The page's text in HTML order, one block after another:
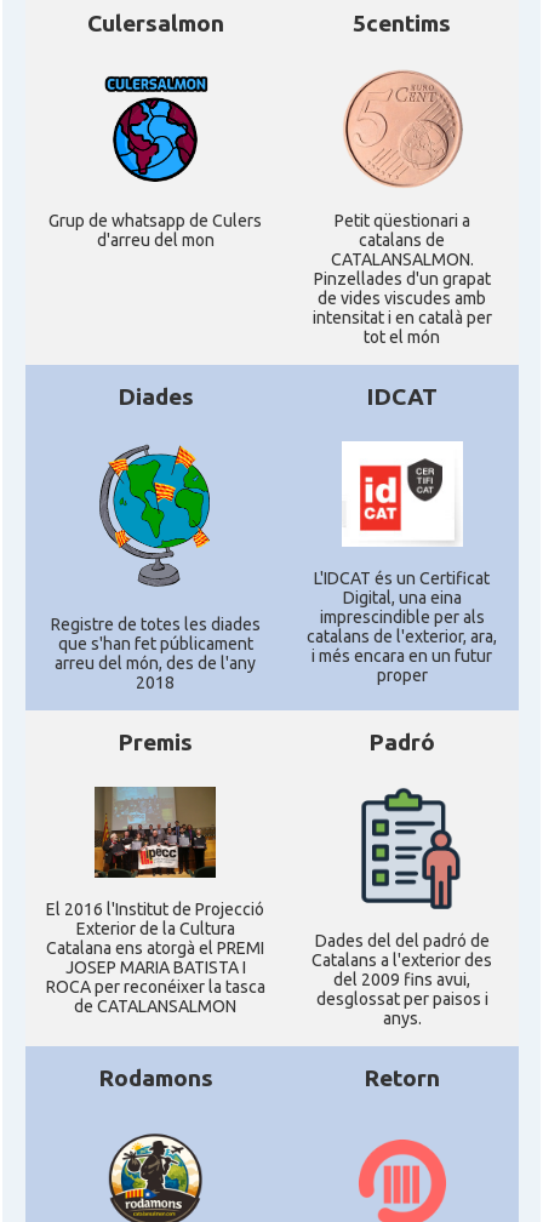
Culersalmon
Grup de whatsapp de Culers
d'arreu del mon
5centims
Petit qüestionari a
catalans de
CATALANSALMON.
Pinzellades d'un grapat
de vides viscudes amb
intensitat i en català per
tot el món
Diades
Registre de totes les diades
que s'han fet públicament
arreu del món, des de l'any
2018
IDCAT
L'IDCAT és un Certificat
Digital, una eina
imprescindible per als
catalans de l'exterior, ara,
i més encara en un futur
proper
Premis
El 2016 l'Institut de Projecció
Exterior de la Cultura
Catalana ens atorgà el PREMI
JOSEP MARIA BATISTA I
ROCA per reconéixer la tasca
de CATALANSALMON
Padró
Dades del del padró de
Catalans a l'exterior des
del 2009 fins avui,
desglossat per paisos i
anys.
Rodamons Retorn